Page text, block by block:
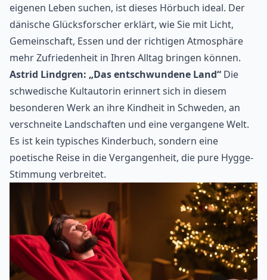
eigenen Leben suchen, ist dieses Hörbuch ideal. Der
dänische Glücksforscher erklärt, wie Sie mit Licht,
Gemeinschaft, Essen und der richtigen Atmosphäre
mehr Zufriedenheit in Ihren Alltag bringen können.
Astrid Lindgren: „Das entschwundene Land“ Die
schwedische Kultautorin erinnert sich in diesem
besonderen Werk an ihre Kindheit in Schweden, an
verschneite Landschaften und eine vergangene Welt.
Es ist kein typisches Kinderbuch, sondern eine
poetische Reise in die Vergangenheit, die pure Hygge-
Stimmung verbreitet.